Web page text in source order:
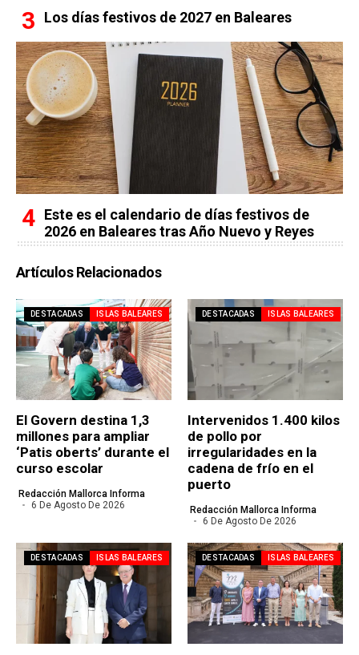
Los días festivos de 2027 en Baleares
Este es el calendario de días festivos de
2026 en Baleares tras Año Nuevo y Reyes
Artículos Relacionados
DESTACADAS ISLAS BALEARES
El Govern destina 1,3
millones para ampliar
‘Patis oberts’ durante el
curso escolar
Redacción Mallorca Informa
6 De Agosto De 2026
DESTACADAS ISLAS BALEARES
Intervenidos 1.400 kilos
de pollo por
irregularidades en la
cadena de frío en el
puerto
Redacción Mallorca Informa
6 De Agosto De 2026
DESTACADAS ISLAS BALEARES DESTACADAS ISLAS BALEARES